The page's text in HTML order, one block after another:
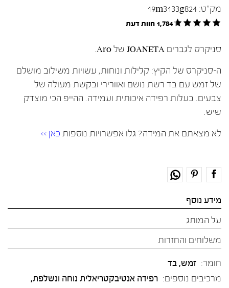
מק"ט: 19m3133g824
1,784 חוות דעת
סניקרס לגברים JOANETA של Aro.
ה-סניקרס של הקיץ: קלילות ונוחות, עשויות משילוב מושלם
של זמש עם בד רשת נושם ואוורירי ובקשת מעולה של
צבעים. בעלות רפידה איכותית ועמידה. ההייפ הכי מוצדק
שיש.
לא מצאתם את המידה? גלו אפשרויות נוספות כאן >>
מידע נוסף
על המותג
משלוחים והחזרות
חומר: זמש, בד
מרכיבים נוספים: רפידה אנטיבקטריאלית נוחה ונשלפת,